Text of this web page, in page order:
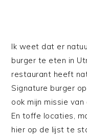
Ik weet dat er
burger te eten in
restaurant heeft
Signature burger
ook mijn missie
En toffe locaties,
hier op de lijst te